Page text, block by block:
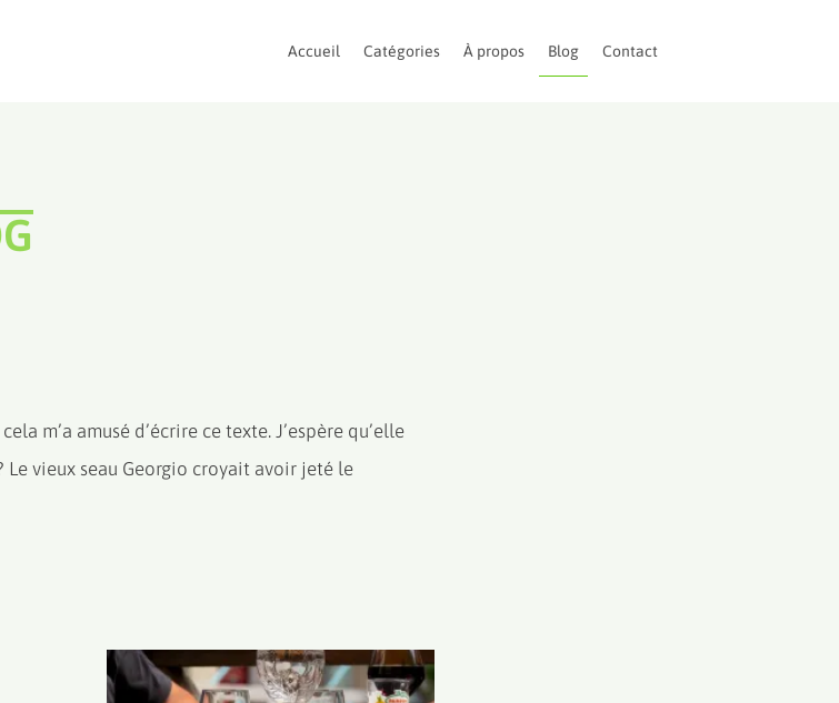
Accueil Catégories À propos Blog Contact
m’a amusé d’écrire ce texte. J’espère qu’elle
Le vieux seau Georgio croyait avoir jeté le